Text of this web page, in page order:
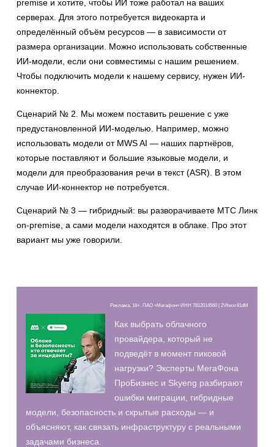
premise и хотите, чтобы ИИ тоже работал на ваших
серверах. Для этого потребуется видеокарта и
определённый объём ресурсов — в зависимости от
размера организации. Можно использовать собственные
ИИ-модели, если они совместимы с нашим решением.
Чтобы подключить модели к нашему сервису, нужен ИИ-
коннектор.
Сценарий № 2. Мы можем поставить решение с уже
предустановленной ИИ-моделью. Например, можно
использовать модели от MWS AI — наших партнёров,
которые поставляют и большие языковые модели, и
модели для преобразования речи в текст (ASR). В этом
случае ИИ-коннектор не потребуется.
Сценарий № 3 — гибридный: вы разворачиваете МТС Линк
on-premise, а сами модели находятся в облаке. Про этот
вариант мы уже говорили.
Реклама, 18+. ПАО «Мегафон» ИНН 7812014560 | 2Vfnxxr81dM
Как выбрать облачного
провайдера, который не
подведёт в момент пиковой
нагрузки? Эксперты МегаФона
ПроБизнес и Skyeng разбирают
ошибки миграции, гибридные
модели, безопасность и скрытые расходы — и
объясняют, как связать инфраструктуру с реальными
задачами бизнеса.